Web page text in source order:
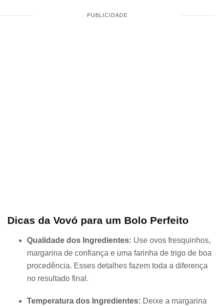
Dicas da Vovó para um Bolo Perfeito
Qualidade dos Ingredientes: Use ovos fresquinhos,
margarina de confiança e uma farinha de trigo de boa
procedência. Esses detalhes fazem toda a diferença
no resultado final.
Temperatura dos Ingredientes: Deixe a margarina